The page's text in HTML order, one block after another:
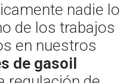
nadie lo
de los trabajos
en nuestros
de gasoil